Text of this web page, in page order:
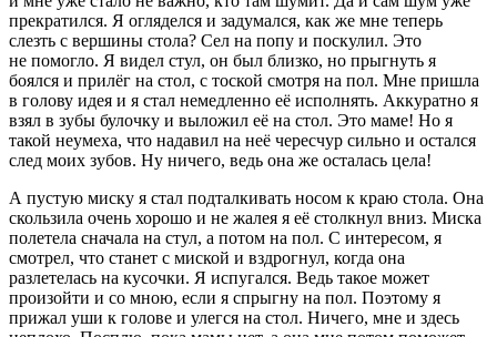
прекратился. Я огляделся и задумался, как же мне теперь
слезть с вершины стола? Сел на попу и поскулил. Это
не помогло. Я видел стул, он был близко, но прыгнуть я
боялся и прилёг на стол, с тоской смотря на пол. Мне пришла
в голову идея и я стал немедленно её исполнять. Аккуратно я
взял в зубы булочку и выложил её на стол. Это маме! Но я
такой неумеха, что надавил на неё чересчур сильно и остался
след моих зубов. Ну ничего, ведь она же осталась цела!
А пустую миску я стал подталкивать носом к краю стола. Она
скользила очень хорошо и не жалея я её столкнул вниз. Миска
полетела сначала на стул, а потом на пол. С интересом, я
смотрел, что станет с миской и вздрогнул, когда она
разлетелась на кусочки. Я испугался. Ведь такое может
произойти и со мною, если я спрыгну на пол. Поэтому я
прижал уши к голове и улегся на стол. Ничего, мне и здесь